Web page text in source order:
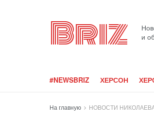
Briz
и
#NEWSBRIZ ХЕРСОН
На главную НОВОСТИ